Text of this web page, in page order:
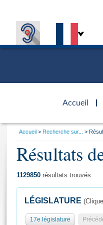
Accueil
d'accueil
Général
Vous
Accueil Recherche sur...
Résultats
1129850 résultats trouvés
LÉGISLATURE
17e législature